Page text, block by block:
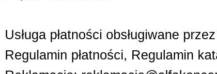
Usługa płatności obsługiwane
Regulamin płatności, Regulamin